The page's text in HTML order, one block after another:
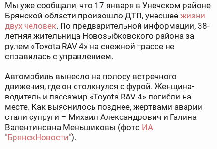
Мы уже сообщали, что 17 января в Унечском районе
Брянской области произошло ДТП, унесшее жизни
двух человек. По предварительной информации, 38-
летняя жительница Новозыбковского района за
рулем «Toyota RAV 4» на снежной трассе не
справилась с управлением.
Автомобиль вынесло на полосу встречного
движения, где он столкнулся с фурой. Женщина-
водитель и пассажир «Toyota RAV 4» погибли на
месте. Как выяснилось позднее, жертвами аварии
стали супруги – Михаил Александрович и Галина
Валентиновна Меньшиковы (фото ИА
"БрянскНовости").